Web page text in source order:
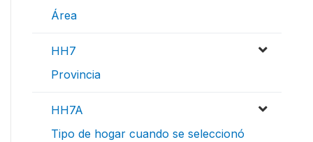
Área
HH7
Provincia
HH7A
Tipo de hogar cuando se seleccionó